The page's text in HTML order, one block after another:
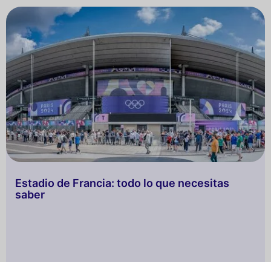
Estadio de Francia: todo lo que necesitas
saber